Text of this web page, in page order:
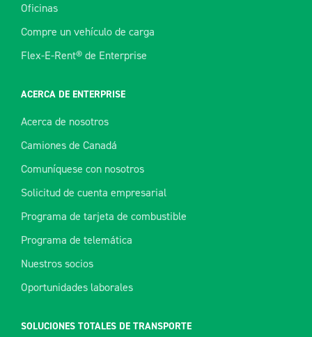
Oficinas
Compre un vehículo de carga
Flex-E-Rent® de Enterprise
ACERCA DE ENTERPRISE
Acerca de nosotros
Camiones de Canadá
Comuníquese con nosotros
Solicitud de cuenta empresarial
Programa de tarjeta de combustible
Programa de telemática
Nuestros socios
Oportunidades laborales
SOLUCIONES TOTALES DE TRANSPORTE